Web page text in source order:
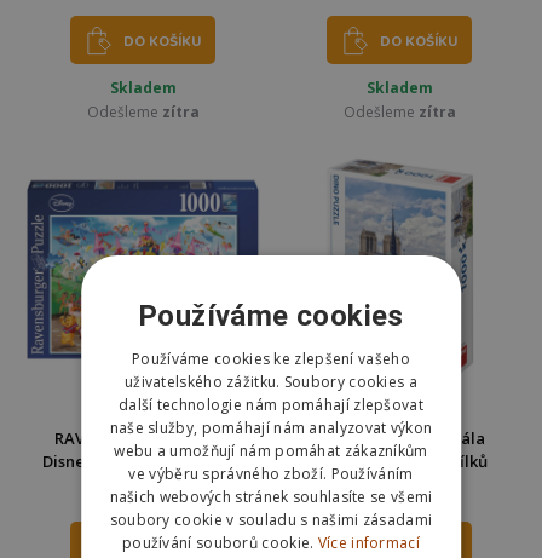
DO KOŠÍKU
Skladem
Odešleme zítra
DO KOŠÍKU
Skladem
Odešleme zítra
RAVENSBURGER Puzzle
Disney karneval 1000 dílků
289 Kč 359 Kč
DO KOŠÍKU
Dino Puzzle Katedrála
Notre-Dame 1000 dílků
253 Kč 350 Kč
DO KOŠÍKU
Používáme cookies
Používáme cookies ke zlepšení vašeho
uživatelského zážitku. Soubory cookies a
další technologie nám pomáhají zlepšovat
naše služby, pomáhají nám analyzovat výkon
webu a umožňují nám pomáhat zákazníkům
ve výběru správného zboží. Používáním
našich webových stránek souhlasíte se všemi
soubory cookie v souladu s našimi zásadami
používání souborů cookie. Více informací